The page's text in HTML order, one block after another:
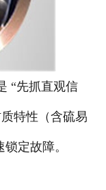
司概况
“先抓直观信
特性（含硫易
定故障。